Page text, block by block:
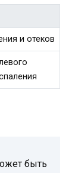
и отеков
быть